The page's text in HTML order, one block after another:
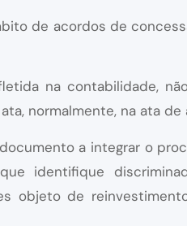
de acordos de
na contabilidade,
normalmente, na ata
a integrar o
identifique
objeto de